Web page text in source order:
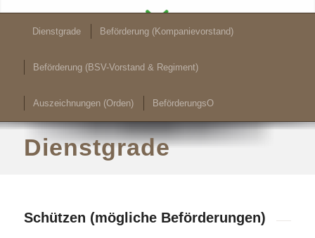
Dienstgrade Beförderung (Kompanievorstand)
Beförderung (BSV-Vorstand & Regiment)
Auszeichnungen (Orden) BeförderungsO
Dienstgrade
Schützen (mögliche Beförderungen)